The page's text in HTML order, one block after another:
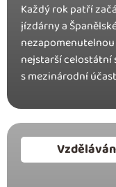
Každý rok patří
jízdárny a
nejstarší celostátní
s mezinárodní